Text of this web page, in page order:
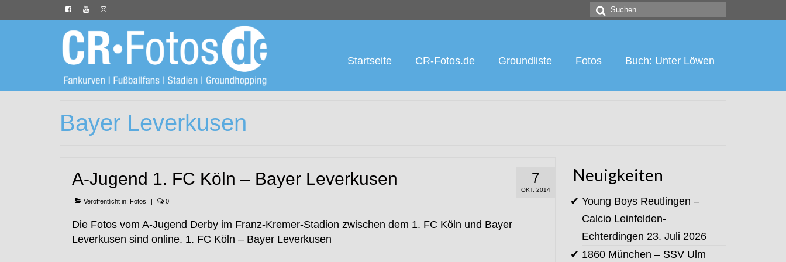
Suchen
nach:
Startseite CR-Fotos.de Groundliste Fotos Buch: Unter Löwen
Bayer Leverkusen
7
OKT. 2014
A-Jugend 1. FC Köln – Bayer Leverkusen
Veröffentlicht in: Fotos | 0
Die Fotos vom A-Jugend Derby im Franz-Kremer-Stadion zwischen dem 1. FC Köln und Bayer
Leverkusen sind online. 1. FC Köln – Bayer Leverkusen
Neuigkeiten
Young Boys Reutlingen –
Calcio Leinfelden-
Echterdingen 23. Juli 2026
1860 München – SSV Ulm